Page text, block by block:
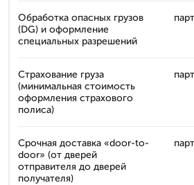
Обработка опасных грузов
(DG) и оформление
специальных разрешений
Страхование груза
(минимальная стоимость
оформления страхового
полиса)
Срочная доставка «door-to-
door» (от дверей
отправителя до дверей
получателя)